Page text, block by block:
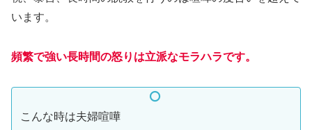
います。
頻繁で強い長時間の怒りは立派なモラハラです。
こんな時は夫婦喧嘩